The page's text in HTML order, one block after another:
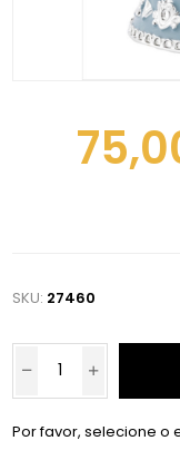
SKU: 27460
Por favor, selecione